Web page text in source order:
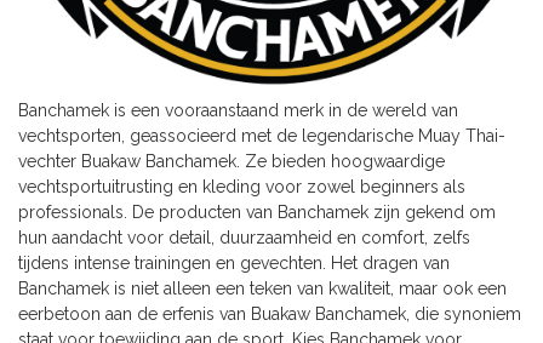
Banchamek is een vooraanstaand merk in de wereld van
vechtsporten, geassocieerd met de legendarische Muay Thai-
vechter Buakaw Banchamek. Ze bieden hoogwaardige
vechtsportuitrusting en kleding voor zowel beginners als
professionals. De producten van Banchamek zijn gekend om
hun aandacht voor detail, duurzaamheid en comfort, zelfs
tijdens intense trainingen en gevechten. Het dragen van
Banchamek is niet alleen een teken van kwaliteit, maar ook een
eerbetoon aan de erfenis van Buakaw Banchamek, die synoniem